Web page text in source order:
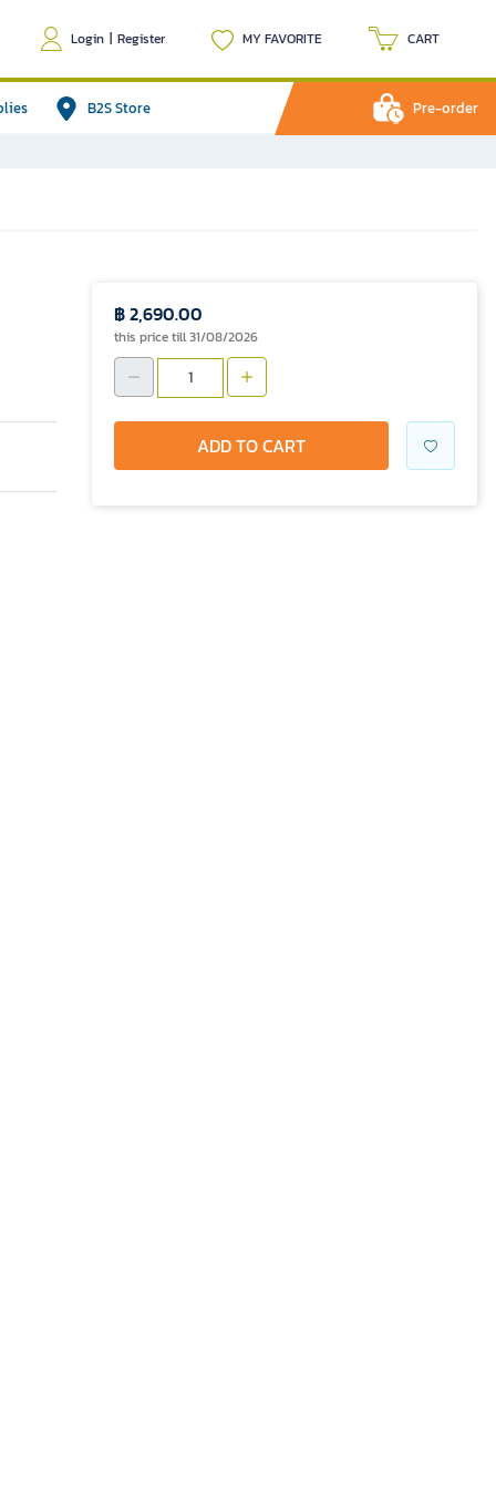
Login | Register MY FAVORITE CART
B2S Store Pre-order
฿ 2,690.00
this price till 31/08/2026
ADD TO CART